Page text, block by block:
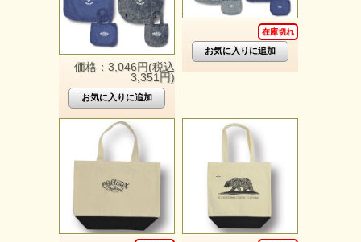
価格：3,046円(税込
3,351円)
在庫切れ